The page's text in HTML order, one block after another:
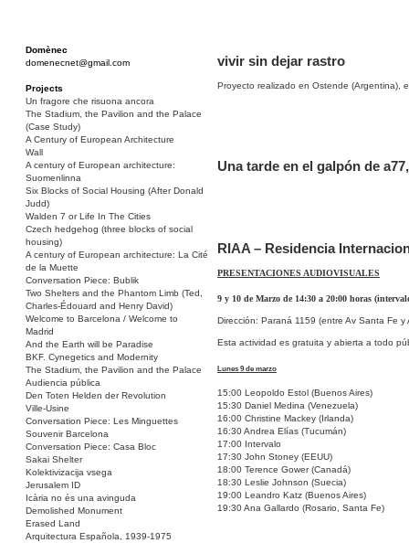
Domènec
domenecnet@gmail.com
Projects
Un fragore che risuona ancora
The Stadium, the Pavilion and the Palace
(Case Study)
A Century of European Architecture
Wall
A century of European architecture:
Suomenlinna
Six Blocks of Social Housing (After Donald
Judd)
Walden 7 or Life In The Cities
Czech hedgehog (three blocks of social
housing)
A century of European architecture: La Cité
de la Muette
Conversation Piece: Bublik
Two Shelters and the Phantom Limb (Ted,
Charles-Édouard and Henry David)
Welcome to Barcelona / Welcome to
Madrid
And the Earth will be Paradise
BKF. Cynegetics and Modernity
The Stadium, the Pavilion and the Palace
Audiencia pública
Den Toten Helden der Revolution
Ville-Usine
Conversation Piece: Les Minguettes
Souvenir Barcelona
Conversation Piece: Casa Bloc
Sakai Shelter
Kolektivizacija vsega
Jerusalem ID
Icària no és una avinguda
Demolished Monument
Erased Land
Arquitectura Española, 1939-1975
vivir sin dejar rastro
Proyecto realizado en Ostende (Argentina),
Una tarde en el galpón de
RIAA – Residencia
PRESENTACIONES AUDIOVISUALES
9 y 10 de Marzo de 14:30 a 20:00 horas
Dirección: Paraná 1159 (entre Av Santa Fe y
Esta actividad es gratuita y abierta a todo
Lunes 9 de marzo
15:00 Leopoldo Estol (Buenos Aires)
15:30 Daniel Medina (Venezuela)
16:00 Christine Mackey (Irlanda)
16:30 Andrea Elías (Tucumán)
17:00 Intervalo
17:30 John Stoney (EEUU)
18:00 Terence Gower (Canadá)
18:30 Leslie Johnson (Suecia)
19:00 Leandro Katz (Buenos Aires)
19:30 Ana Gallardo (Rosario, Santa Fe)